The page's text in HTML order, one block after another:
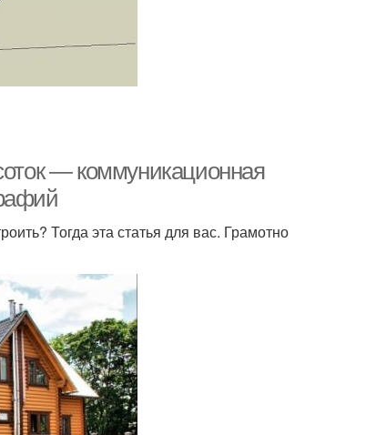
— коммуникационная
Тогда эта статья для вас. Грамотно